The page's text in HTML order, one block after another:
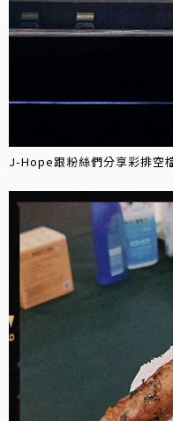
J-Hope跟粉絲們分享彩排空